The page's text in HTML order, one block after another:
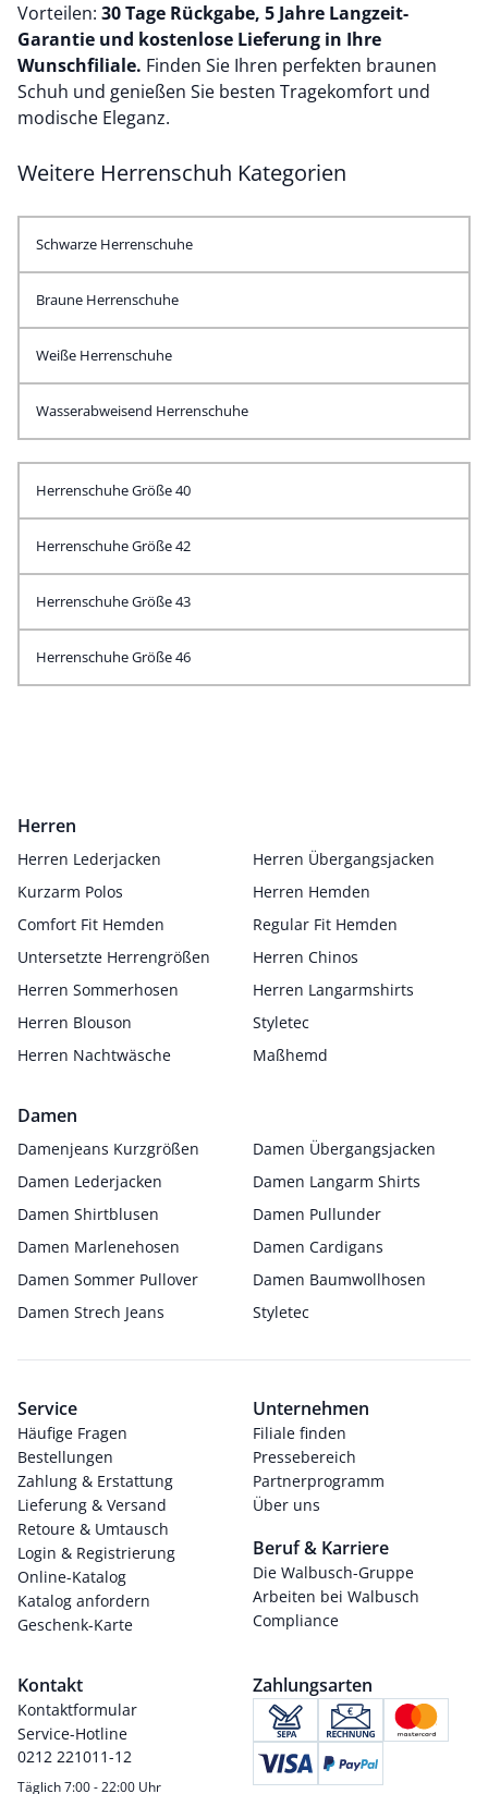
Vorteilen: 30 Tage Rückgabe, 5 Jahre Langzeit-
Garantie und kostenlose Lieferung in Ihre
Wunschfiliale. Finden Sie Ihren perfekten braunen
Schuh und genießen Sie besten Tragekomfort und
modische Eleganz.
Weitere Herrenschuh Kategorien
Schwarze Herrenschuhe
Braune Herrenschuhe
Weiße Herrenschuhe
Wasserabweisend Herrenschuhe
Herrenschuhe Größe 40
Herrenschuhe Größe 42
Herrenschuhe Größe 43
Herrenschuhe Größe 46
Herren
Herren Lederjacken
Herren Übergangsjacken
Kurzarm Polos
Herren Hemden
Comfort Fit Hemden
Regular Fit Hemden
Untersetzte Herrengrößen
Herren Chinos
Herren Sommerhosen
Herren Langarmshirts
Herren Blouson
Styletec
Herren Nachtwäsche
Maßhemd
Damen
Damenjeans Kurzgrößen
Damen Übergangsjacken
Damen Lederjacken
Damen Langarm Shirts
Damen Shirtblusen
Damen Pullunder
Damen Marlenehosen
Damen Cardigans
Damen Sommer Pullover
Damen Baumwollhosen
Damen Strech Jeans
Styletec
Service
Häufige Fragen
Bestellungen
Zahlung & Erstattung
Lieferung & Versand
Retoure & Umtausch
Login & Registrierung
Online-Katalog
Katalog anfordern
Geschenk-Karte
Unternehmen
Filiale finden
Pressebereich
Partnerprogramm
Über uns
Beruf & Karriere
Die Walbusch-Gruppe
Arbeiten bei Walbusch
Compliance
Kontakt
Kontaktformular
Service-Hotline
0212 221011-12
Täglich 7:00 - 22:00 Uhr
Zahlungsarten